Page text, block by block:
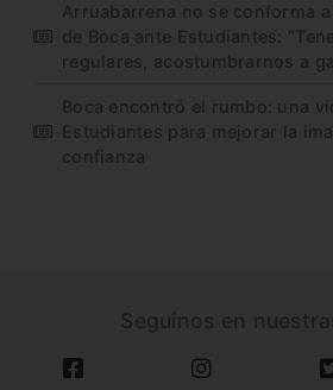
Arruabarrena no se conforma
de Boca ante Estudiantes:
regulares, acostumbrarnos a
Boca encontró el rumbo: una
Estudiantes para mejorar la
confianza